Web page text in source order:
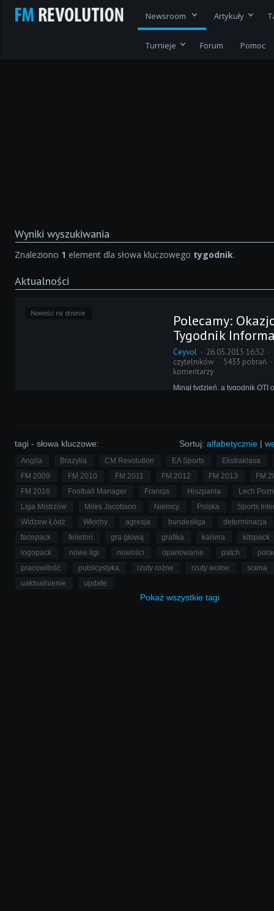
Newsroom Artykuły
Turnieje Forum Pomoc
Wyniki wyszukiwania
Znaleziono 1 element dla słowa kluczowego tygodnik.
Aktualności
Nowości na stronie
Polecamy:
Tygodnik
Ceyvol 26.05.2015 16:52
czytelników
5433 pobrań
komentarzy
Minął tydzień, a tygodnik OTI
Sortuj: alfabetycznie |
tagi - słowa kluczowe:
Anglia Brazylia CM Revolution EA Sports
Ekstraklasa
FM 2009
FM 2010 FM 2011 FM 2012 FM 2013
FM
FM 2016
Football Manager Francja Hiszpania
Lech
Liga Mistrzów
Miles Jacobson Niemcy Polska
Sports
Widzew Łódź
Włochy agresja bundesliga
determinacja
facepack
felieton gra głową grafika kariera
kitspack
logopack
nowe ligi nowości opanowanie patch
pracowitość
publicystyka rzuty rożne rzuty wolne
scena
uaktualnienie
update
Pokaż wszystkie tagi